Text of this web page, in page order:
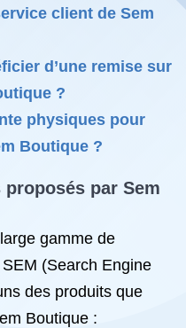
client de Sem
d’une remise sur
?
physiques pour
Boutique ?
par Sem
gamme de
(Search Engine
des produits que
Boutique :